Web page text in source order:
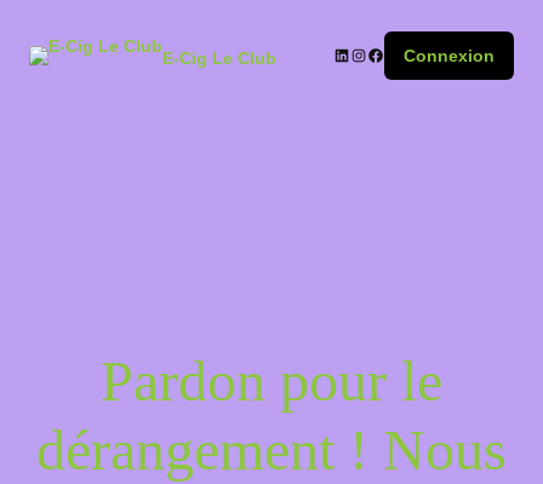
E-Cig Le Club Connexion
Pardon pour le
dérangement ! Nous